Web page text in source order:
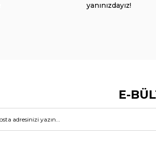
yanınızdayız!
E-